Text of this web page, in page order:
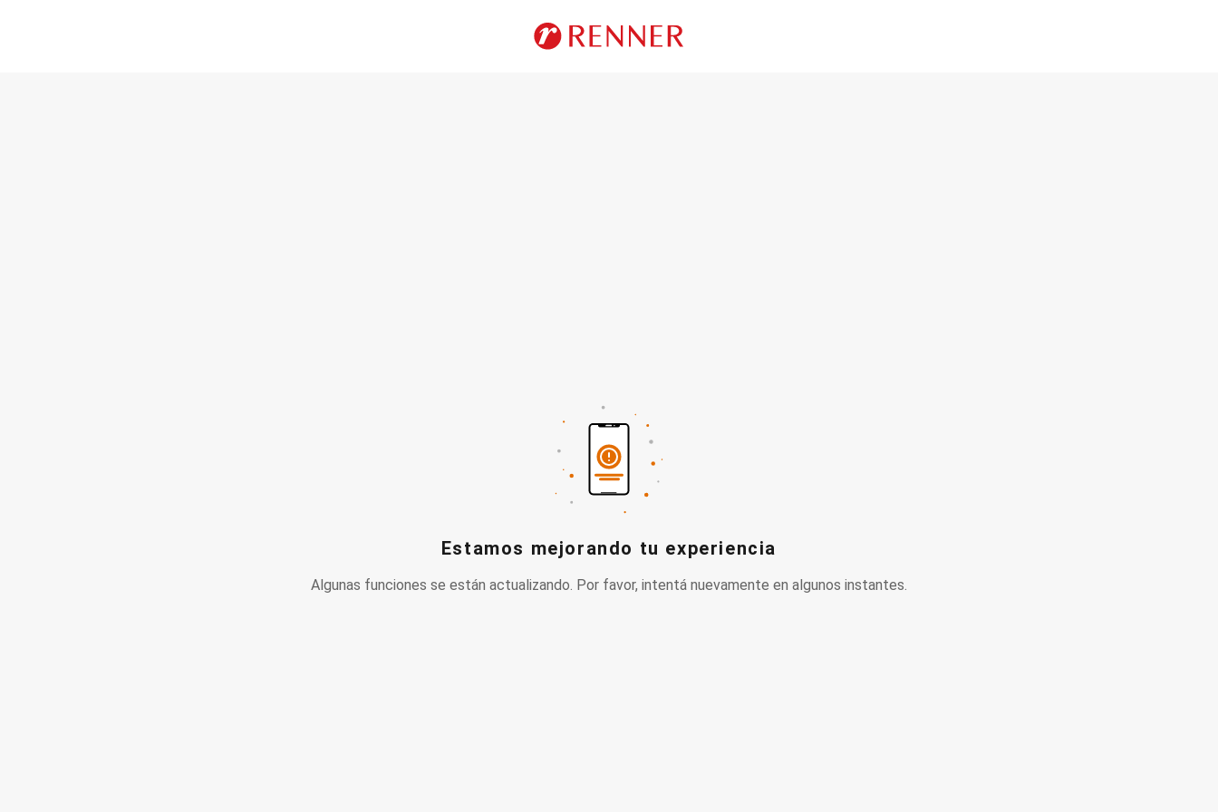
Estamos mejorando tu experiencia
Algunas funciones se están actualizando. Por favor, intentá nuevamente en algunos instantes.